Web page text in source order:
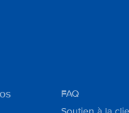
FAQ